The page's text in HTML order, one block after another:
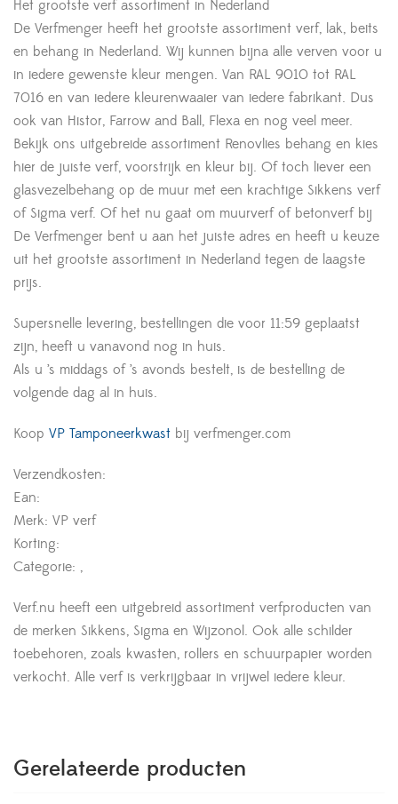
Het grootste verf assortiment in Nederland
De Verfmenger heeft het grootste assortiment verf, lak, beits
en behang in Nederland. Wij kunnen bijna alle verven voor u
in iedere gewenste kleur mengen. Van RAL 9010 tot RAL
7016 en van iedere kleurenwaaier van iedere fabrikant. Dus
ook van Histor, Farrow and Ball, Flexa en nog veel meer.
Bekijk ons uitgebreide assortiment Renovlies behang en kies
hier de juiste verf, voorstrijk en kleur bij. Of toch liever een
glasvezelbehang op de muur met een krachtige Sikkens verf
of Sigma verf. Of het nu gaat om muurverf of betonverf bij
De Verfmenger bent u aan het juiste adres en heeft u keuze
uit het grootste assortiment in Nederland tegen de laagste
prijs.
Supersnelle levering, bestellingen die voor 11:59 geplaatst
zijn, heeft u vanavond nog in huis.
Als u ’s middags of ’s avonds bestelt, is de bestelling de
volgende dag al in huis.
Koop VP Tamponeerkwast bij verfmenger.com
Verzendkosten:
Ean:
Merk: VP verf
Korting:
Categorie: ,
Verf.nu heeft een uitgebreid assortiment verfproducten van
de merken Sikkens, Sigma en Wijzonol. Ook alle schilder
toebehoren, zoals kwasten, rollers en schuurpapier worden
verkocht. Alle verf is verkrijgbaar in vrijwel iedere kleur.
Gerelateerde producten